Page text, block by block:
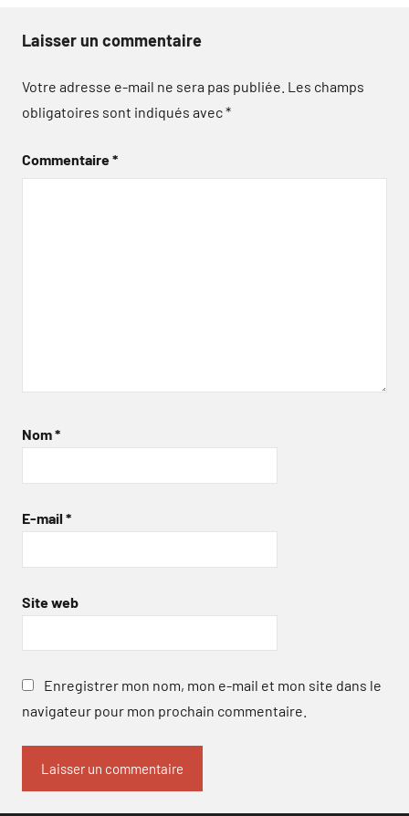
Laisser un commentaire
Votre adresse e-mail ne sera pas publiée. Les champs
obligatoires sont indiqués avec*
Commentaire*
Nom*
E-mail *
Site web
Enregistrer mon nom, mon e-mail et mon site dans le
navigateur pour mon prochain commentaire.